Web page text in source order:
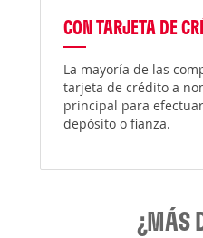
CON TARJETA DE
La mayoría de las
tarjeta de crédito a
principal para
depósito o fianza.
¿MÁS